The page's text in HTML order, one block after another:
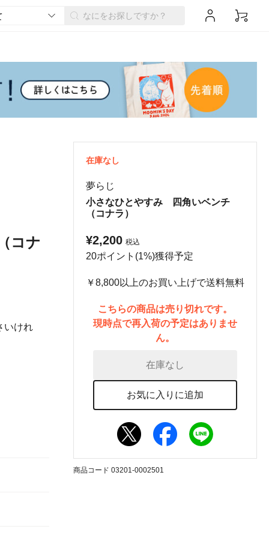
コナ
いけれ
在庫なし
夢らじ
小さなひとやすみ 四角いベンチ
（コナラ）
¥2,200 税込
20ポイント(1%)獲得予定
￥8,800以上のお買い上げで送料無料
こちらの商品は売り切れです。
現時点で再入荷の予定はありませ
ん。
在庫なし
お気に入りに追加
商品コード 03201-0002501